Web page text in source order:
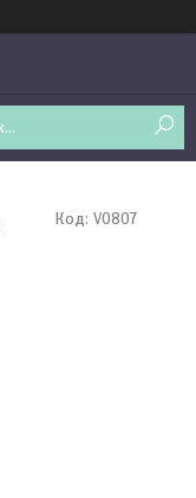
Код: V0807